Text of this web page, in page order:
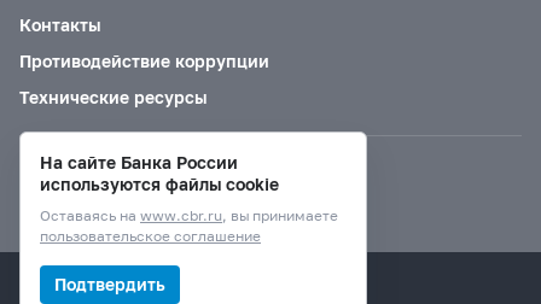
Контакты
Противодействие коррупции
Технические ресурсы
Версия для слабовидящих
© Банк России, 2000–2026.
На сайте Банка России
используются файлы cookie
Оставаясь на www.cbr.ru, вы принимаете
пользовательское соглашение
Подтвердить